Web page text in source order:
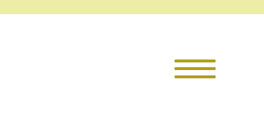
Die TKI